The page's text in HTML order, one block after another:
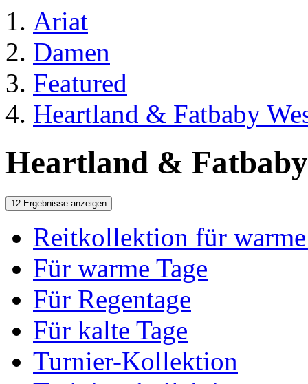
Ariat
Damen
Featured
Heartland & Fatbaby
Heartland &
12 Ergebnisse anzeigen
Reitkollektion für warme
Für warme Tage
Für Regentage
Für kalte Tage
Turnier-Kollektion